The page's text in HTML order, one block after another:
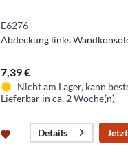
E6276
Abdeckung links
7,39 €
Nicht am Lager, kann
Lieferbar in ca. 2 Woche(n)
Details